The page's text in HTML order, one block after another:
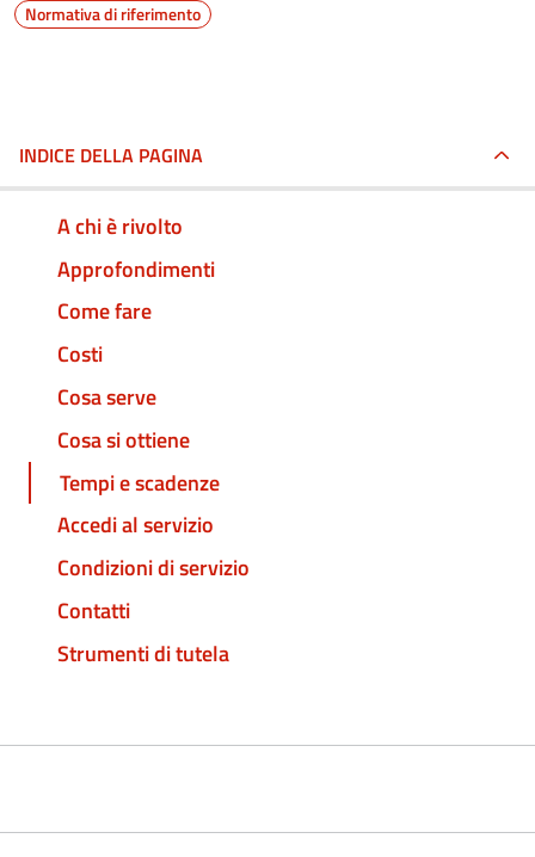
Normativa di riferimento
INDICE DELLA PAGINA
A chi è rivolto
Approfondimenti
Come fare
Costi
Cosa serve
Cosa si ottiene
Tempi e scadenze
Accedi al servizio
Condizioni di servizio
Contatti
Strumenti di tutela